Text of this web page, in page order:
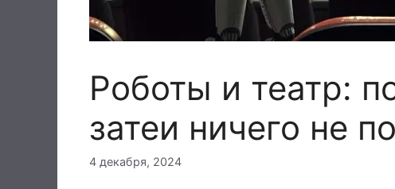
Роботы и театр:
затеи ничего не
4 декабря, 2024